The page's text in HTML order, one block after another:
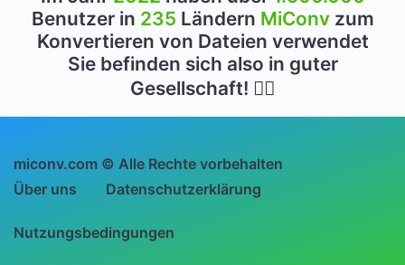
Benutzer in 235 Ländern MiConvzum
Konvertieren von Dateien verwendet
Sie befinden sich also in guter
Gesellschaft! 👍🏻
miconv.com © Alle Rechte vorbehalten
Über uns
Datenschutzerklärung
Nutzungsbedingungen